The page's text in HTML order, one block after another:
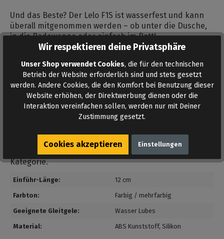
Und das Beste? Der Lelo F1S ist wasserfest und kann
überall mitgenommen werden – ob unter die Dusche,
in die Badewanne oder einfach im Bett!
Sexy Facts
✔ Stimulation durch Schwallwellen
✔ Silikonlamellen, die sich dir anpassen
✔ App-Steuerung & KI-Modus
✔ Handfreie Stimulation möglich
Gay Masturbatoren
Kategorie.
Einführ-Länge: 12 cm
Farbton: Farbig / mehrfarbig
Geeignete Gleitgele: Wasser Lubes
Material: ABS Kunststoff, Silikon
Wir respektieren deine Privatsphäre
Unser Shop verwendet Cookies, die für den technischen
Betrieb der Website erforderlich sind und stets gesetzt
werden. Andere Cookies, die den Komfort bei Benutzung dieser
Website erhöhen, der Direktwerbung dienen oder die
Interaktion vereinfachen sollen, werden nur mit Deiner
Zustimmung gesetzt.
Cookies akzeptieren Einstellungen